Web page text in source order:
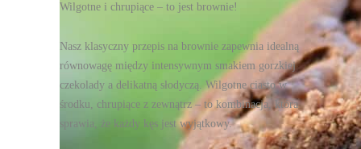
Wilgotne i chrupiące – to jest brownie!
Nasz klasyczny przepis na brownie zapewnia idealną
równowagę między intensywnym smakiem gorzkiej
czekolady a delikatną słodyczą. Wilgotne ciasto w
środku, chrupiące z zewnątrz – to kombinacja, która
sprawia, że każdy kęs jest wyjątkowy.